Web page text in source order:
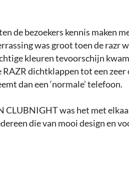
de bezoekers kennis maken
was groot toen de razr
kleuren tevoorschijn
dichtklappen tot een
dan een ‘normale’ telefoon.
CLUBNIGHT was het met
die van mooi design en